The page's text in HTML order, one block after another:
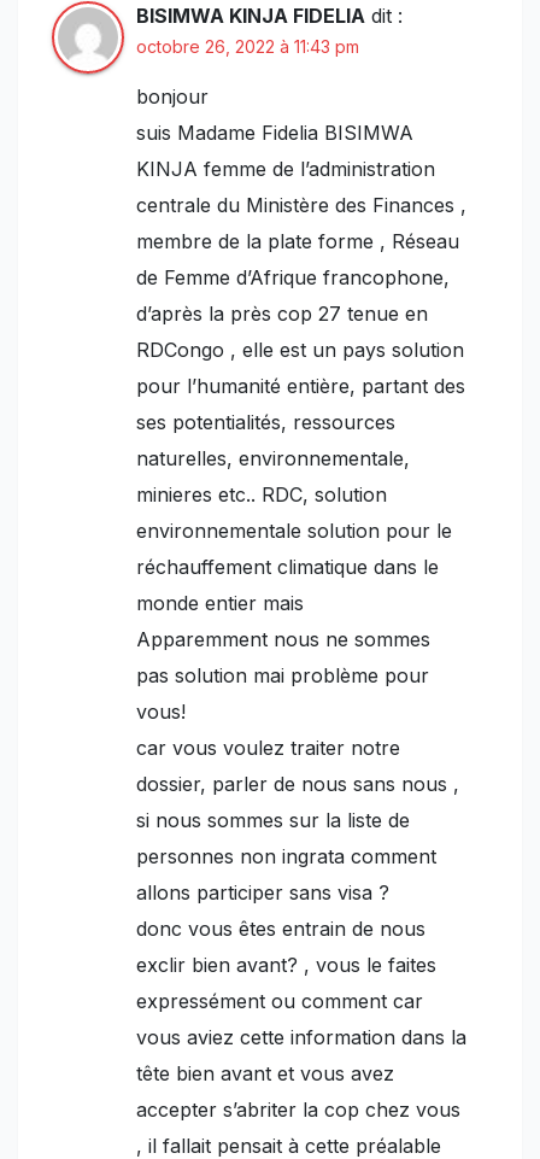
BISIMWA KINJA FIDELIA dit :
octobre 26, 2022 à 11:43 pm
bonjour
suis Madame Fidelia BISIMWA
KINJA femme de l’administration
centrale du Ministère des Finances ,
membre de la plate forme , Réseau
de Femme d’Afrique francophone,
d’après la près cop 27 tenue en
RDCongo , elle est un pays solution
pour l’humanité entière, partant des
ses potentialités, ressources
naturelles, environnementale,
minieres etc.. RDC, solution
environnementale solution pour le
réchauffement climatique dans le
monde entier mais
Apparemment nous ne sommes
pas solution mai problème pour
vous!
car vous voulez traiter notre
dossier, parler de nous sans nous ,
si nous sommes sur la liste de
personnes non ingrata comment
allons participer sans visa ?
donc vous êtes entrain de nous
exclir bien avant? , vous le faites
expressément ou comment car
vous aviez cette information dans la
tête bien avant et vous avez
accepter s’abriter la cop chez vous
, il fallait pensait à cette préalable